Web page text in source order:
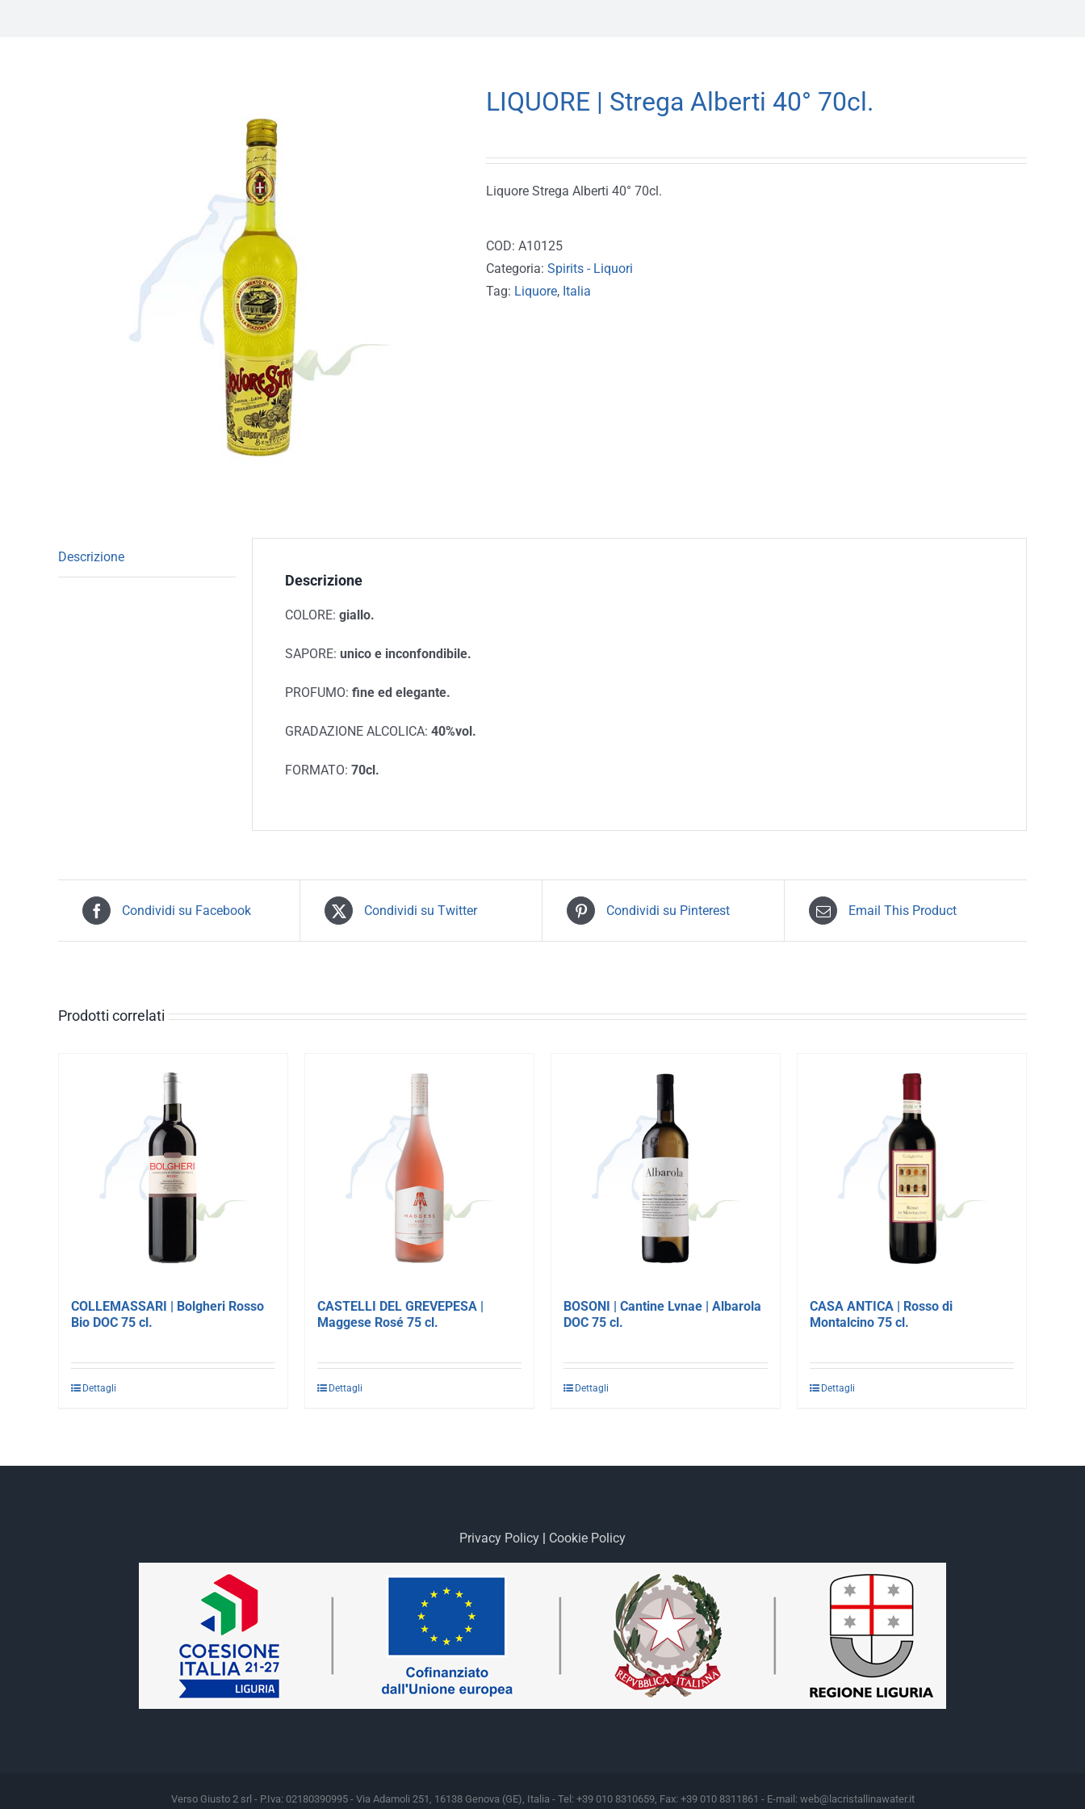
LIQUORE | Strega Alberti 40° 70cl.
Liquore Strega Alberti 40° 70cl.
COD: A10125
Categoria: Spirits - Liquori
Tag: Liquore, Italia
Descrizione
Descrizione
COLORE: giallo.
SAPORE: unico e inconfondibile.
PROFUMO: fine ed elegante.
GRADAZIONE ALCOLICA: 40%vol.
FORMATO: 70cl.
Condividi su Facebook Condividi su Twitter Condividi su Pinterest Email This Product
Prodotti correlati
COLLEMASSARI | Bolgheri Rosso
Bio DOC 75 cl.
Dettagli
CASTELLI DEL GREVEPESA |
Maggese Rosé 75 cl.
Dettagli
BOSONI | Cantine Lvnae | Albarola
DOC 75 cl.
Dettagli
CASA ANTICA | Rosso di
Montalcino 75 cl.
Dettagli
Privacy Policy | Cookie Policy
Verso Giusto 2 srl - P.Iva: 02180390995 - Via Adamoli 251, 16138 Genova (GE), Italia - Tel: +39 010 8310659, Fax: +39 010 8311861 - E-mail: web@lacristallinawater.it